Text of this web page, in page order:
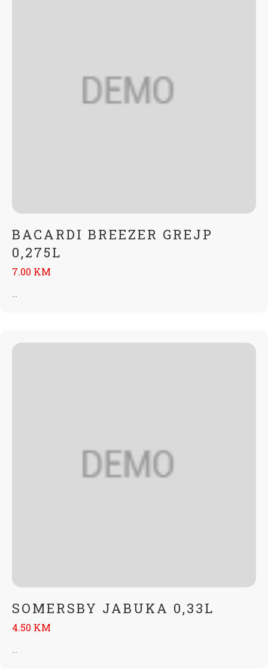
BACARDI BREEZER GREJP
0,275L
7.00 KM
SOMERSBY JABUKA 0,33L
4.50 KM